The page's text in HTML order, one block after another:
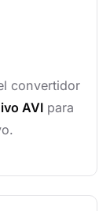
convertidor
AVI para